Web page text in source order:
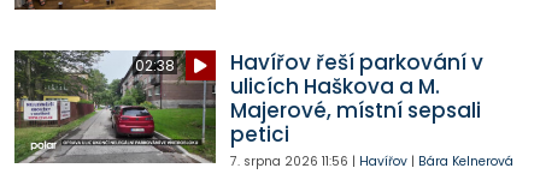
02:38
Havířov řeší parkování v
ulicích Haškova a M.
Majerové, místní sepsali
petici
7. srpna 2026 11:56 | Havířov| Bára Kelnerová